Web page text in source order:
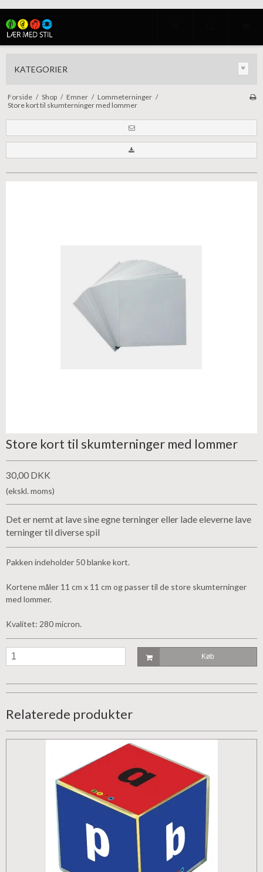
KATEGORIER
Forside / Shop / Emner / Lommeterninger /
Store kort til skumterninger med lommer
Store kort til skumterninger med lommer
30,00 DKK
(ekskl. moms)
Det er nemt at lave sine egne terninger eller lade eleverne lave
terninger til diverse spil
Pakken indeholder 50 blanke kort.
Kortene måler 11 cm x 11 cm og passer til de store skumterninger
med lommer.
Kvalitet: 280 micron.
Køb
Relaterede produkter